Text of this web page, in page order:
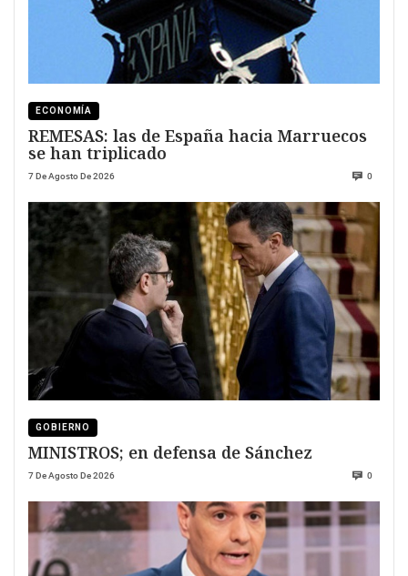
ECONOMÍA
REMESAS: las de España hacia Marruecos
se han triplicado
7 De Agosto De 2026 0
GOBIERNO
MINISTROS; en defensa de Sánchez
7 De Agosto De 2026 0